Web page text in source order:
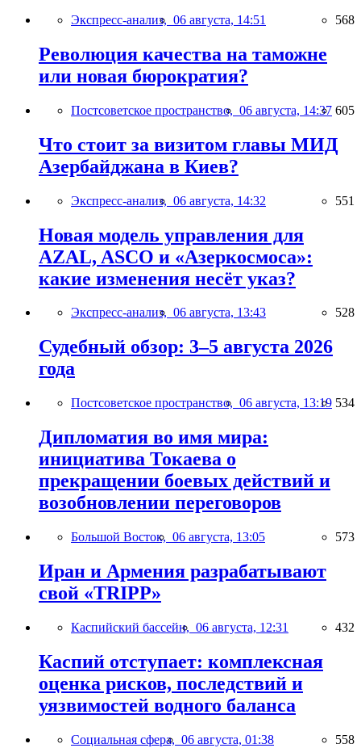
Экспресс-анализ, 06 августа, 14:51 568
Революция качества на таможне
или новая бюрократия?
Постсоветское пространство, 06 августа, 14:37 605
Что стоит за визитом главы МИД
Азербайджана в Киев?
Экспресс-анализ, 06 августа, 14:32 551
Новая модель управления для
AZAL, ASCO и «Азеркосмоса»:
какие изменения несёт указ?
Экспресс-анализ, 06 августа, 13:43 528
Судебный обзор: 3–5 августа 2026
года
Постсоветское пространство, 06 августа, 13:19 534
Дипломатия во имя мира:
инициатива Токаева о
прекращении боевых действий и
возобновлении переговоров
Большой Восток, 06 августа, 13:05 573
Иран и Армения разрабатывают
свой «TRIPP»
Каспийский бассейн, 06 августа, 12:31 432
Каспий отступает: комплексная
оценка рисков, последствий и
уязвимостей водного баланса
Социальная сфера, 06 августа, 01:38 558